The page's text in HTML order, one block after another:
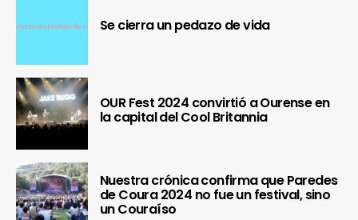
Se cierra un pedazo de vida
OUR Fest 2024 convirtió a Ourense en
la capital del Cool Britannia
Nuestra crónica confirma que Paredes
de Coura 2024 no fue un festival, sino
un Couraíso